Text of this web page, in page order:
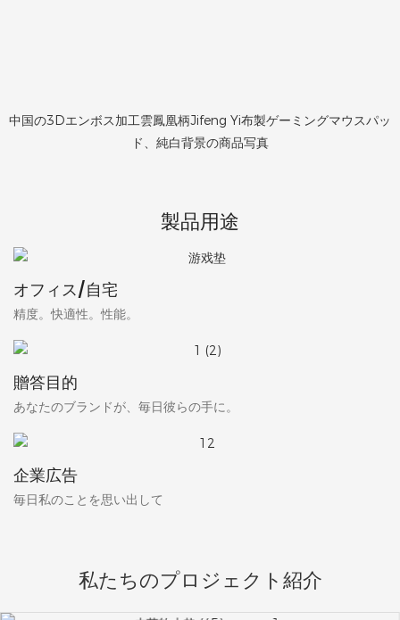
中国の3Dエンボス加工雲鳳凰柄Jifeng Yi布製ゲーミングマウスパッ
ド、純白背景の商品写真
製品用途
オフィス/自宅
精度。快適性。性能。
贈答目的
あなたのブランドが、毎日彼らの手に。
企業広告
毎日私のことを思い出して
私たちのプロジェクト紹介